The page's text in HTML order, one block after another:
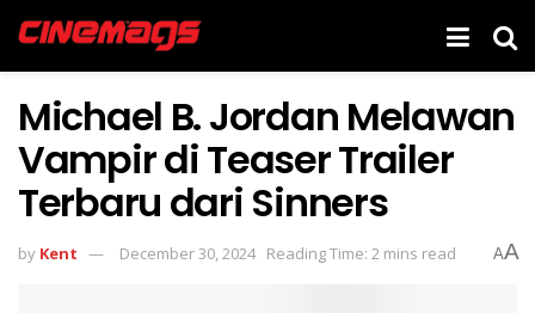
Michael B. Jordan Melawan
Vampir di Teaser Trailer
Terbaru dari Sinners
by Kent December 30, 2024 Reading Time: 2 mins read AA